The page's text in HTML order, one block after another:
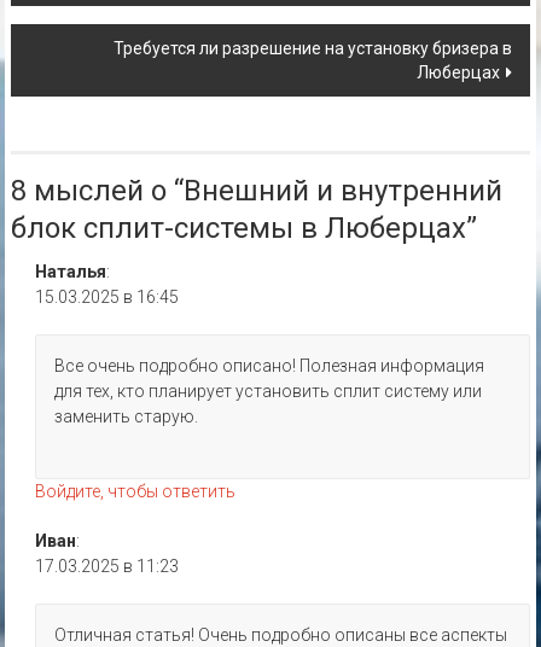
по
записямТребуется ли разрешение на установку бризера в
Люберцах
8 мыслей о “Внешний и внутренний
блок сплит-системы в Люберцах”
Наталья:
15.03.2025 в 16:45
Все очень подробно описано! Полезная информация
для тех, кто планирует установить сплит систему или
заменить старую.
Войдите, чтобы ответить
Иван:
17.03.2025 в 11:23
Отличная статья! Очень подробно описаны все аспекты